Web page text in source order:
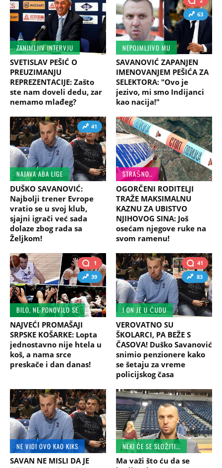
ZANIMLJIV INTERVJU
SVETISLAV PEŠIĆ O
PREUZIMANJU
REPREZENTACIJE: Zašto
ste nam doveli dedu, zar
nemamo mlađeg?
63
NEPOJMLJIVO MU
SAVANOVIĆ ZAPANJEN
IMENOVANJEM PEŠIĆA ZA
SELEKTORA: "Ovo je
jezivo, mi smo Indijanci
kao nacija!"
41
NAJAVA ABA LIGE
DUŠKO SAVANOVIĆ:
Najbolji trener Evrope
vratio se u svoj klub,
sjajni igrači već sada
dolaze zbog rada sa
Željkom!
STRAŠNO..
OGORČENI RODITELJI
TRAŽE MAKSIMALNU
KAZNU ZA UBISTVO
NJIHOVOG SINA: Još
osećam njegove ruke na
svom ramenu!
1
39
BILO, NE PONOVILO SE
NAJVEĆI PROMAŠAJI
SRPSKE KOŠARKE: Lopta
jednostavno nije htela u
koš, a nama srce
preskače i dan danas!
41
83
I ON JE U ČUDU
VEROVATNO SU
ŠKOLARCI, PA BEŽE S
ČASOVA! Duško Savanović
snimio penzionere kako
se šetaju za vreme
policijskog časa
NE VIDI OVO KAO KIKS
SAVAN NE MISLI DA JE
NEKI ĆE SE SLOŽITI...
Ma važi što ću da se